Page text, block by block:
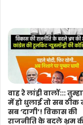
वाह रे लांड्री वालों:::
में हो धुलाई तो सब ठीक
सब ‘दागी’! विकास की
राजनीति के बदले भ्रम